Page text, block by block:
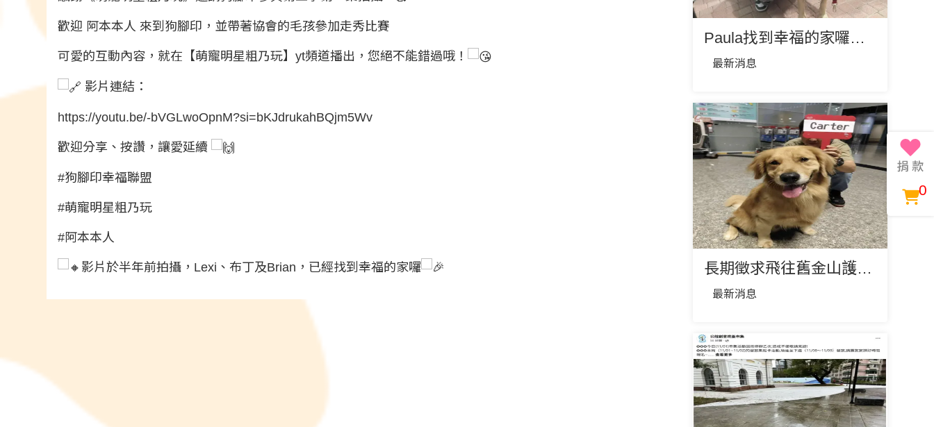
歡迎 阿本本人 來到狗腳印，並帶著協會的毛孩參加走秀比賽
可愛的互動內容，就在【萌寵明星粗乃玩】yt頻道播出，您絕不能錯過哦！
影片連結：
https://youtu.be/-bVGLwoOpnM?si=bKJdrukahBQjm5Wv
歡迎分享、按讚，讓愛延續
#狗腳印幸福聯盟
#萌寵明星粗乃玩
#阿本本人
影片於半年前拍攝，Lexi、布丁及Brian，已經找到幸福的家囉
Paula找到幸福的家囉🎉🎉🎉❤️
最新消息
長期徵求飛往舊金山護犬大使❤️
最新消息
0